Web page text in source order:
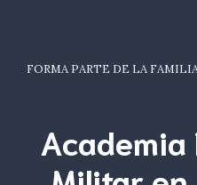
FORMA PARTE DE LA